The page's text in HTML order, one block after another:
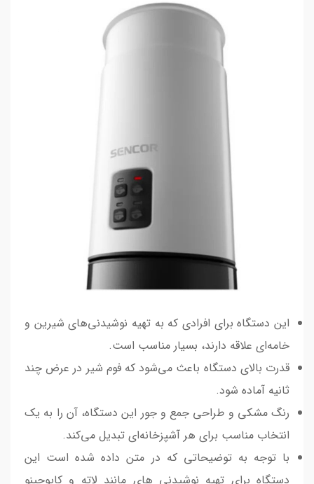
این دستگاه برای افرادی که به تهیه نوشیدنی‌های شیرین و
خامه‌ای علاقه دارند، بسیار مناسب است.
قدرت بالای دستگاه باعث می‌شود که فوم شیر در عرض چند
ثانیه آماده شود.
رنگ مشکی و طراحی جمع و جور این دستگاه، آن را به یک
انتخاب مناسب برای هر آشپزخانه‌ای تبدیل می‌کند.
با توجه به توضیحاتی که در متن داده شده است این
دستگاه برای تهیه نوشیدنی های مانند لاته و کاپوچینو